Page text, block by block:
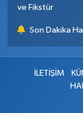
ve Fikstür
Son Dakika
İLETİŞİM